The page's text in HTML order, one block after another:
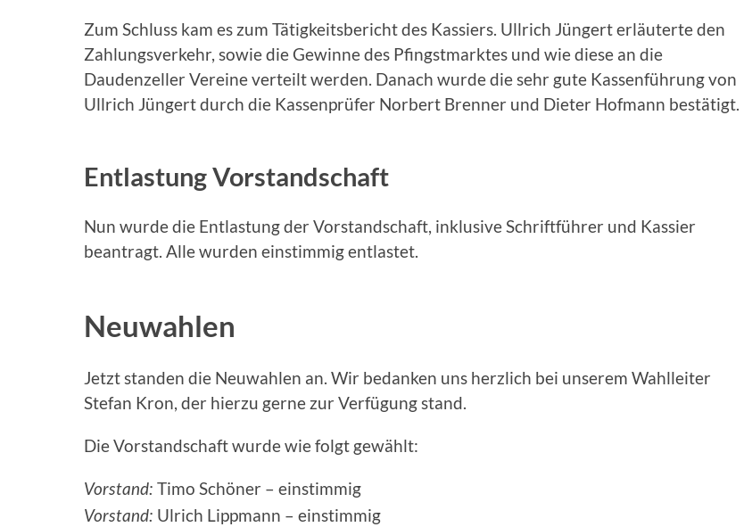
Zum Schluss kam es zum Tätigkeitsbericht des Kassiers. Ullrich Jüngert erläuterte den
Zahlungsverkehr, sowie die Gewinne des Pfingstmarktes und wie diese an die
Daudenzeller Vereine verteilt werden. Danach wurde die sehr gute Kassenführung von
Ullrich Jüngert durch die Kassenprüfer Norbert Brenner und Dieter Hofmann bestätigt.
Entlastung Vorstandschaft
Nun wurde die Entlastung der Vorstandschaft, inklusive Schriftführer und Kassier
beantragt. Alle wurden einstimmig entlastet.
Neuwahlen
Jetzt standen die Neuwahlen an. Wir bedanken uns herzlich bei unserem Wahlleiter
Stefan Kron, der hierzu gerne zur Verfügung stand.
Die Vorstandschaft wurde wie folgt gewählt:
Vorstand: Timo Schöner – einstimmig
Vorstand: Ulrich Lippmann – einstimmig